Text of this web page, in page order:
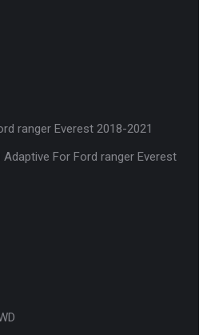
ranger Everest 2018-2021
Adaptive For Ford ranger Everest